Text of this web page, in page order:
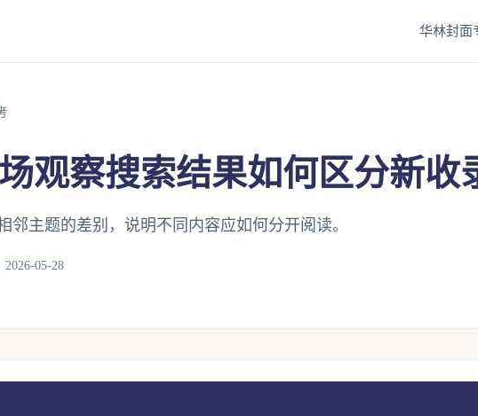
华林封面
观察搜索结果如何区分新收
邻主题的差别，说明不同内容应如何分开阅读。
05-28